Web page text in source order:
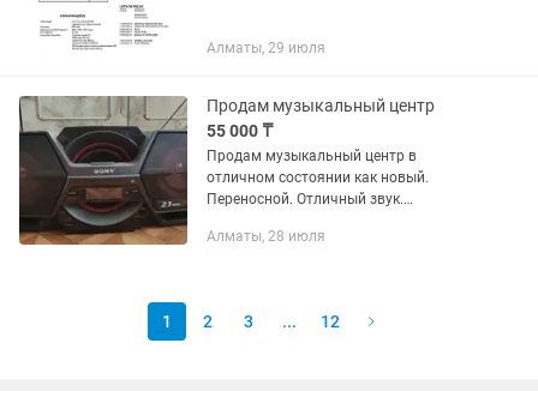
Алматы, 29 июля
Продам музыкальный центр
55 000 ₸
Продам музыкальный центр в
отличном состоянии как новый.
Переносной. Отличный звук.
Алматы, 28 июля
1 2 3 ... 12